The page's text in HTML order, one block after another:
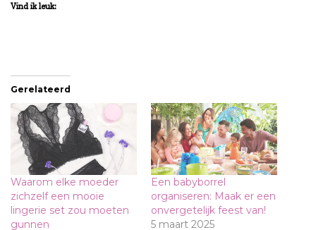
Vind ik leuk:
Gerelateerd
Waarom elke moeder
zichzelf een mooie
lingerie set zou moeten
gunnen
Een babyborrel
organiseren: Maak er een
onvergetelijk feest van!
5 maart 2025